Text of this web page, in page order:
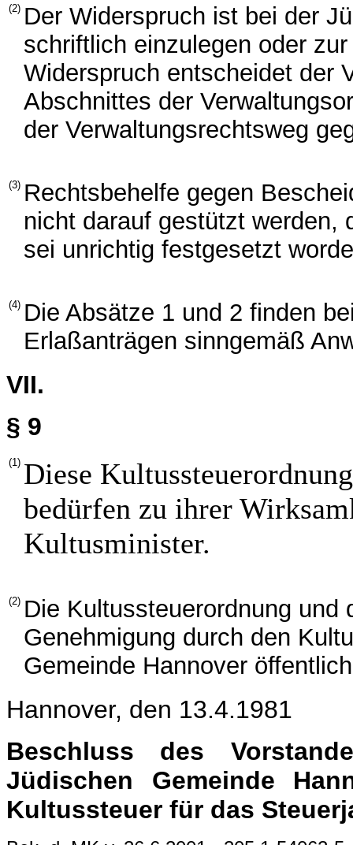
(2) Der Widerspruch ist bei der
schriftlich einzulegen oder
Widerspruch entscheidet der
Abschnittes der
der Verwaltungsrechtsweg
(3) Rechtsbehelfe gegen
nicht darauf gestützt werden,
sei unrichtig festgesetzt
(4) Die Absätze 1 und 2 finden
Erlaßanträgen sinngemäß
VII.
§ 9
(1) Diese
bedürfen zu ihrer
Kultusminister.
(2) Die Kultussteuerordnung
Genehmigung durch den
Gemeinde Hannover
Hannover, den 13.4.1981
Beschluss des
Jüdischen Gemeinde
Kultussteuer für das